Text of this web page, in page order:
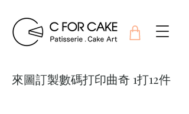
來圖訂製數碼打印曲奇 1打12件